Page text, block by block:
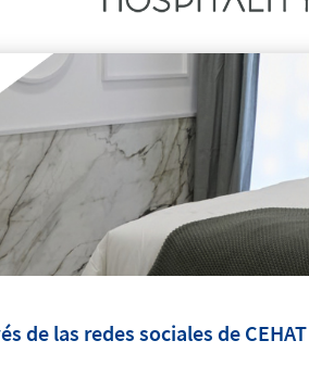
de las redes sociales de CEHAT